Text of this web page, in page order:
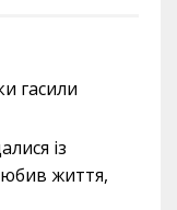
гасили
із
життя,